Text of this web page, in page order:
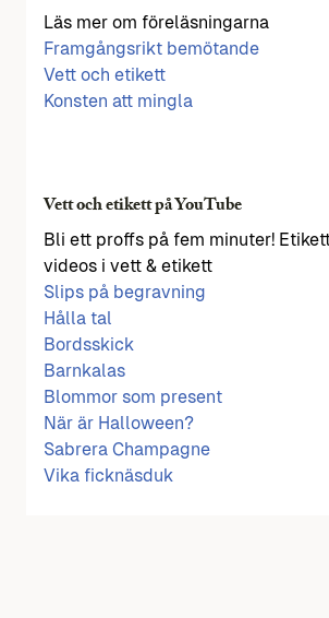
Läs mer om föreläsningarna
Framgångsrikt bemötande
Vett och etikett
Konsten att mingla
Vett och etikett på YouTube
Bli ett proffs på fem minuter!
videos i vett & etikett
Slips på begravning
Hålla tal
Bordsskick
Barnkalas
Blommor som present
När är Halloween?
Sabrera Champagne
Vika ficknäsduk